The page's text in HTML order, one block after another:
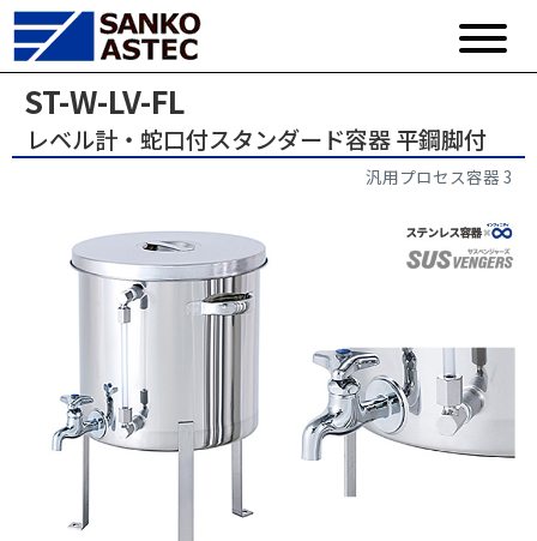
ST-W-LV-FL
レベル計・蛇口付スタンダード容器 平鋼脚付
汎用プロセス容器 3